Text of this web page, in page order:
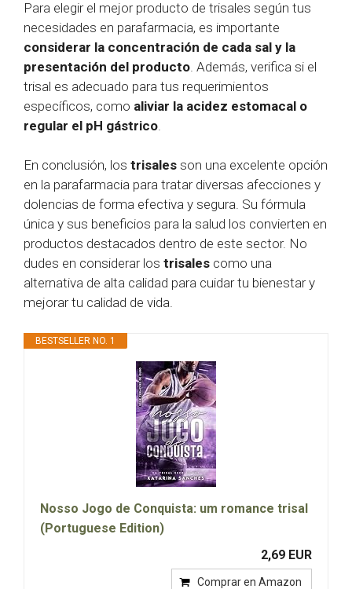
Para elegir el mejor producto de trisales según tus
necesidades en parafarmacia, es importante
considerar la concentración de cada sal y la
presentación del producto . Además, verifica si el
trisal es adecuado para tus requerimientos
específicos, como aliviar la acidez estomacal o
regular el pH gástrico
En conclusión, los trisales son una excelente opción
en la parafarmacia para tratar diversas afecciones y
dolencias de forma efectiva y segura. Su fórmula
única y sus beneficios para la salud los convierten en
productos destacados dentro de este sector. No
dudes en considerar los trisales como una
alternativa de alta calidad para cuidar tu bienestar y
mejorar tu calidad de vida.
BESTSELLER NO. 1
Nosso Jogo de Conquista: um romance trisal
(Portuguese Edition)
2,69 EUR
Comprar en Amazon